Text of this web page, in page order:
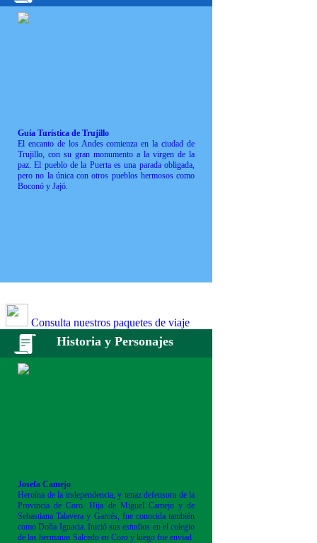
Guía Turística de Trujillo
El encanto de los Andes comienza en la ciudad de
Trujillo, con su gran monumento a la virgen de la
paz. El pueblo de la Puerta es una parada obligada,
pero no la única con otros pueblos hermosos como
Boconó y Jajó.
Consulta nuestros paquetes de viaje
Historia y Personajes
Josefa Camejo
Heroína de la independencia, y tenaz defensora de la
Provincia de Coro. Hija de Miguel Camejo y de
Sebastiana Talavera y Garcés, fue conocida también
como Doña Ignacia. Inició sus estudios en el colegio
de las hermanas Salcedo en Coro y luego fue enviad